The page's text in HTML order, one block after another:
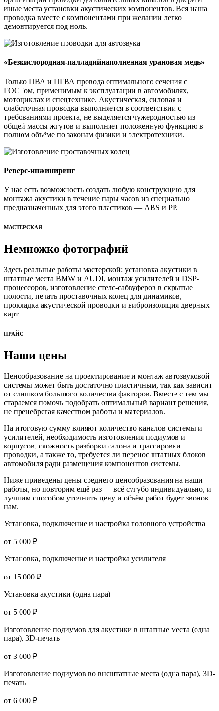
иные места установки акустических компонентов. Вся наша
проводка вместе с компонентами при желании легко
демонтируется под ноль.
«Безкислородная-палладийнаполненная урановая медь»
Только ПВА и ПГВА провода оптимального сечения с
ГОСТом, применимым к эксплуатации в автомобилях,
мотоциклах и спецтехнике. Акустическая, силовая и
слаботочная проводка выполняется в соответствии с
требованиями проекта, не выделяется чужеродностью из
общей массы жгутов и выполняет положенную функцию в
полном объёме по законам физики и электротехники.
Реверс-инжиниринг
У нас есть возможность создать любую конструкцию для
монтажа акустики в течение пары часов из специально
предназначенных для этого пластиков — ABS и PP.
МАСТЕРСКАЯ
Немножко фотографий
Здесь реальные работы мастерской: установка акустики в
штатные места BMW и AUDI, монтаж усилителей и DSP-
процессоров, изготовление стелс-сабвуферов в скрытые
полости, печать проставочных колец для динамиков,
прокладка акустической проводки и виброизоляция дверных
карт.
ПРАЙС
Наши цены
Ценообразование на проектирование и монтаж автозвуковой
системы может быть достаточно пластичным, так как зависит
от слишком большого количества факторов. Вместе с тем мы
стараемся помочь подобрать оптимальный вариант решения,
не пренебрегая качеством работы и материалов.
На итоговую сумму влияют количество каналов системы и
усилителей, необходимость изготовления подиумов и
корпусов, сложность разборки салона и трассировки
проводки, а также то, требуется ли перенос штатных блоков
автомобиля ради размещения компонентов системы.
Ниже приведены цены среднего ценообразования на наши
работы, но повторим ещё раз — всё сугубо индивидуально, и
лучшим способом уточнить цену и объём работ будет звонок
нам.
Установка, подключение и настройка головного устройства
от 5 000 ₽
Установка, подключение и настройка усилителя
от 15 000 ₽
Установка акустики (одна пара)
от 5 000 ₽
Изготовление подиумов для акустики в штатные места (одна
пара), 3D-печать
от 3 000 ₽
Изготовление подиумов во внештатные места (одна пара), 3D-
печать
от 6 000 ₽